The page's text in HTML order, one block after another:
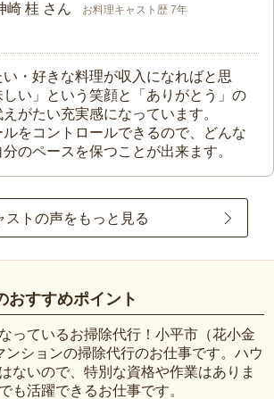
崎 桂 さん お料理キャスト歴 7年
・好きな料理が収入になればと思
い」という笑顔と「ありがとう」の
がたい充実感になっています。
をコントロールできるので、どんな
のペースを保つことが出来ます。
ストの声をもっと見る
おすすめポイント
っているお掃除代行！小平市（花小金
ンションの掃除代行のお仕事です。ハウ
ないので、特別な資格や作業はありま
も活躍できるお仕事です。